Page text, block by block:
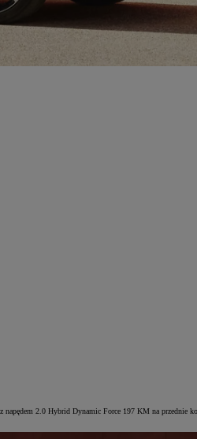
napędem 2.0 Hybrid Dynamic Force 197 KM na przednie